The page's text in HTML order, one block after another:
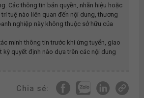
Các thông tin bản quyền, nhãn hiệu hoặc
tuệ nào liên quan đến nội dung, thương
nghiệp này không thuộc sở hữu của
minh thông tin trước khi ứng tuyển, giao
kỳ quyết định nào dựa trên các nội dung
Chia sẻ: